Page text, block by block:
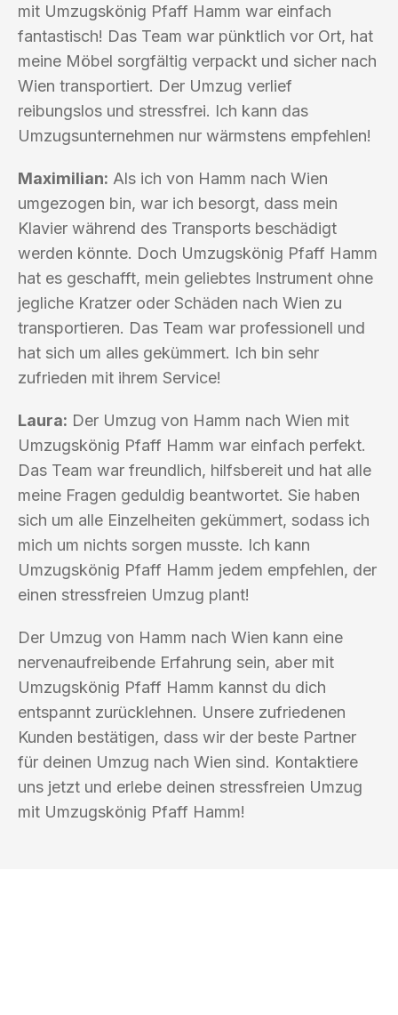
mit Umzugskönig Pfaff Hamm war einfach
fantastisch! Das Team war pünktlich vor Ort, hat
meine Möbel sorgfältig verpackt und sicher nach
Wien transportiert. Der Umzug verlief
reibungslos und stressfrei. Ich kann das
Umzugsunternehmen nur wärmstens empfehlen!
Maximilian: Als ich von Hamm nach Wien
umgezogen bin, war ich besorgt, dass mein
Klavier während des Transports beschädigt
werden könnte. Doch Umzugskönig Pfaff Hamm
hat es geschafft, mein geliebtes Instrument ohne
jegliche Kratzer oder Schäden nach Wien zu
transportieren. Das Team war professionell und
hat sich um alles gekümmert. Ich bin sehr
zufrieden mit ihrem Service!
Laura: Der Umzug von Hamm nach Wien mit
Umzugskönig Pfaff Hamm war einfach perfekt.
Das Team war freundlich, hilfsbereit und hat alle
meine Fragen geduldig beantwortet. Sie haben
sich um alle Einzelheiten gekümmert, sodass ich
mich um nichts sorgen musste. Ich kann
Umzugskönig Pfaff Hamm jedem empfehlen, der
einen stressfreien Umzug plant!
Der Umzug von Hamm nach Wien kann eine
nervenaufreibende Erfahrung sein, aber mit
Umzugskönig Pfaff Hamm kannst du dich
entspannt zurücklehnen. Unsere zufriedenen
Kunden bestätigen, dass wir der beste Partner
für deinen Umzug nach Wien sind. Kontaktiere
uns jetzt und erlebe deinen stressfreien Umzug
mit Umzugskönig Pfaff Hamm!